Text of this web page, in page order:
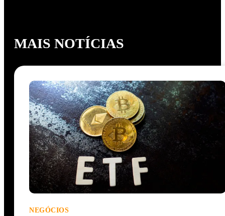
MAIS NOTÍCIAS
NEGÓCIOS